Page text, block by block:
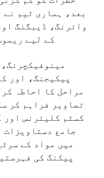
بعد، ہماری ٹیم
وائرنگ، ڈیبگنگ
کے لیے
پیکیجنگ، اور
مراحل کا احاطہ
تصاویر فراہم کر
کسٹم کلیئرنس اور
جامع
میں مواد کے
پیکنگ کی